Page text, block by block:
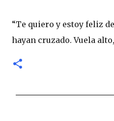
“Te quiero y estoy feliz
hayan cruzado. Vuela